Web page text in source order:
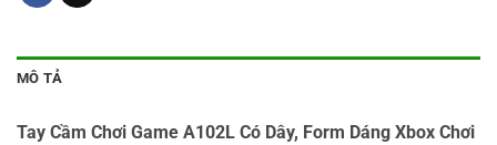
MÔ TẢ
Tay Cầm Chơi Game A102L Có Dây, Form Dáng Xbox Chơi